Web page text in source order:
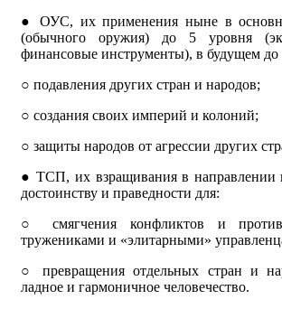
●
ОУС, их применения ныне в
(обычного оружия) до 5 уровня
финансовые инструменты), в будущем
○ подавления других стран и народов;
○ создания своих империй и колоний;
○ защиты народов от агрессии других
● ТСП, их взращивания в направлении
достоинству и праведности для:
○
смягчения конфликтов и
тружениками и «элитарными»
○
превращения отдельных стран и
ладное и гармоничное человечество.